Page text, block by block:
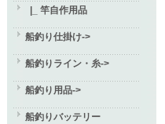
|_ 竿自作用品
船釣り仕掛け->
船釣りライン・糸->
船釣り用品->
船釣りバッテリー